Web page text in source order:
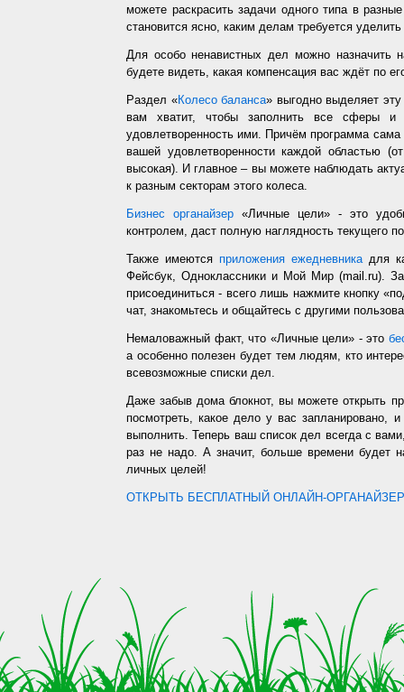
можете раскрасить задачи одного типа в
становится ясно, каким делам требуется
Для особо ненавистных дел можно назначить
будете видеть, какая компенсация вас ждёт по
Раздел «Колесо баланса» выгодно выделяет
вам хватит, чтобы заполнить все сферы и
удовлетворенность ими. Причём программа
вашей удовлетворенности каждой областью
высокая). И главное – вы можете наблюдать
к разным секторам этого колеса.
Бизнес органайзер «Личные цели» - это
контролем, даст полную наглядность текущего
Также имеются приложения ежедневникадля
Фейсбук, Одноклассники и Мой Мир (mail.ru).
присоединиться - всего лишь нажмите кнопку
чат, знакомьтесь и общайтесь с другими
Немаловажный факт, что «Личные цели» - это
а особенно полезен будет тем людям, кто
всевозможные списки дел.
Даже забыв дома блокнот, вы можете открыть
посмотреть, какое дело у вас запланировано,
выполнить. Теперь ваш список дел всегда с
раз не надо. А значит, больше времени будет
личных целей!
ОТКРЫТЬ БЕСПЛАТНЫЙ ОНЛАЙН-